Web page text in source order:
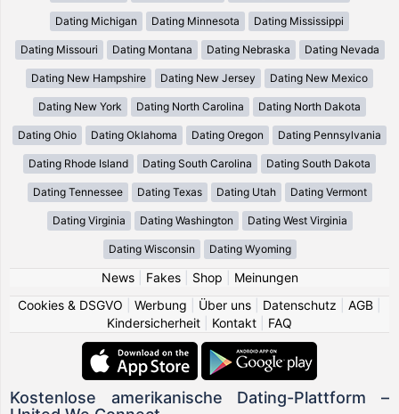
Dating Michigan Dating Minnesota Dating Mississippi
Dating Missouri Dating Montana Dating Nebraska Dating Nevada
Dating New Hampshire Dating New Jersey Dating New Mexico
Dating New York Dating North Carolina Dating North Dakota
Dating Ohio Dating Oklahoma Dating Oregon Dating Pennsylvania
Dating Rhode Island Dating South Carolina Dating South Dakota
Dating Tennessee Dating Texas Dating Utah Dating Vermont
Dating Virginia Dating Washington Dating West Virginia
Dating Wisconsin Dating Wyoming
News| Fakes| Shop
Meinungen
Cookies & DSGVO
Werbung Über uns Datenschutz AGB
Kindersicherheit
Kontakt FAQ
Kostenlose amerikanische Dating-Plattform –